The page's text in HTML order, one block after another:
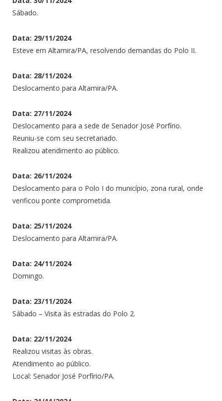
Sábado.
Data: 29/11/2024
Esteve em Altamira/PA, resolvendo demandas do Polo II.
Data: 28/11/2024
Deslocamento para Altamira/PA.
Data: 27/11/2024
Deslocamento para a sede de Senador José Porfírio.
Reuniu-se com seu secretariado.
Realizou atendimento ao público.
Data: 26/11/2024
Deslocamento para o Polo I do município, zona rural, onde
verificou ponte comprometida.
Data: 25/11/2024
Deslocamento para Altamira/PA.
Data: 24/11/2024
Domingo.
Data: 23/11/2024
Sábado – Visita às estradas do Polo 2.
Data: 22/11/2024
Realizou visitas às obras.
Atendimento ao público.
Local: Senador José Porfírio/PA.